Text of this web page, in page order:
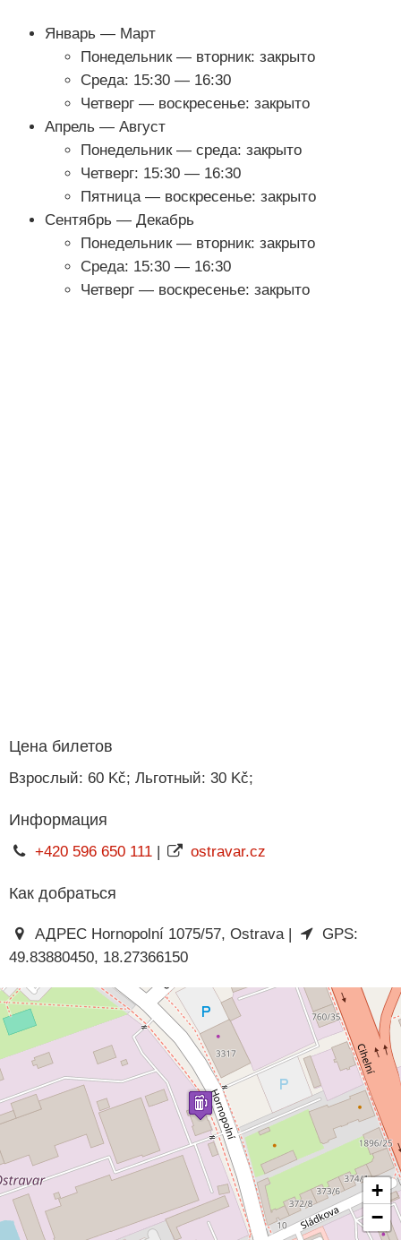
Январь — Март
Понедельник — вторник: закрыто
Среда: 15:30 — 16:30
Четверг — воскресенье: закрыто
Апрель — Август
Понедельник — среда: закрыто
Четверг: 15:30 — 16:30
Пятница — воскресенье: закрыто
Сентябрь — Декабрь
Понедельник — вторник: закрыто
Среда: 15:30 — 16:30
Четверг — воскресенье: закрыто
Цена билетов
Взрослый: 60 Kč; Льготный: 30 Kč;
Информация
+420 596 650 111| ostravar.cz
Как добраться
АДРЕС Hornopolní 1075/57, Ostrava |
GPS:
49.83880450, 18.27366150
+
−